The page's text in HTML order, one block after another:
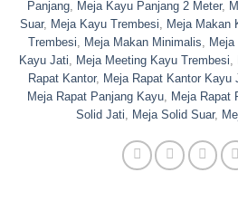
Panjang
Meja Kayu Panjang 2 Meter,
Suar, Meja Kayu Trembesi Meja Makan
Trembesi
Meja Makan Minimalis Meja
Kayu Jati
Meja Meeting Kayu Trembesi
Rapat Kantor, Meja Rapat Kantor Kayu
Meja Rapat Panjang Kayu
Meja Rapat
Solid Jati
Meja Solid Suar,